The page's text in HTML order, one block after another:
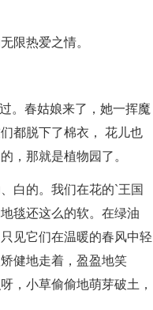
限热爱之情。
。春姑娘来了，她一挥魔
都脱下了棉衣， 花儿也
，那就是植物园了。
白的。我们在花的`王国
毯还这么的软。在绿油
见它们在温暖的春风中轻
健地走着，盈盈地笑
，小草偷偷地萌芽破土，